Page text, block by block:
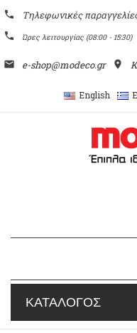
phone Τηλεφωνικές
phone Ώρες λειτουργίας (08:00 - 15:30)
email e-shop@modeco.gr place
English
ΚΑΤΑΛΟΓΟΣ